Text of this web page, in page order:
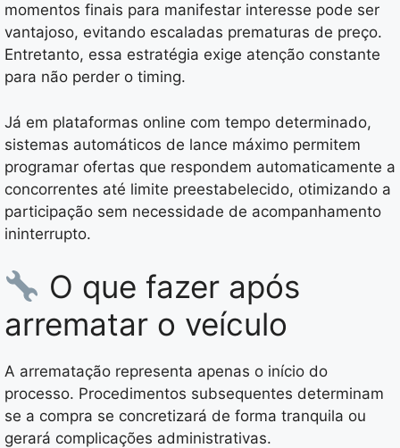
momentos finais para manifestar interesse pode ser
vantajoso, evitando escaladas prematuras de preço.
Entretanto, essa estratégia exige atenção constante
para não perder o timing.
Já em plataformas online com tempo determinado,
sistemas automáticos de lance máximo permitem
programar ofertas que respondem automaticamente a
concorrentes até limite preestabelecido, otimizando a
participação sem necessidade de acompanhamento
ininterrupto.
O que fazer após
arrematar o veículo
A arrematação representa apenas o início do
processo. Procedimentos subsequentes determinam
se a compra se concretizará de forma tranquila ou
gerará complicações administrativas.